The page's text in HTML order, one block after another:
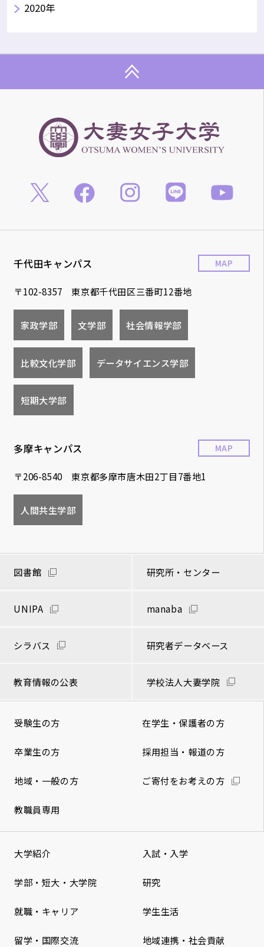
2020年
千代田キャンパス
〒102-8357 東京都千代田区三番町12番地
MAP
家政学部 文学部 社会情報学部
比較文化学部 データサイエンス学部
短期大学部
多摩キャンパス
〒206-8540 東京都多摩市唐木田2丁目7番地1
MAP
人間共生学部
図書館 研究所・センター
UNIPA manaba
シラバス 研究者データベース
教育情報の公表 学校法人大妻学院
受験生の方 在学生・保護者の方
卒業生の方 採用担当・報道の方
地域・一般の方 ご寄付をお考えの方
教職員専用
大学紹介 入試・入学
学部・短大・大学院 研究
就職・キャリア 学生生活
留学・国際交流 地域連携・社会貢献